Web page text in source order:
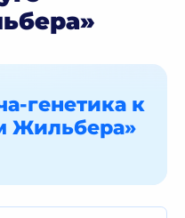
генетика к
Жильбера»